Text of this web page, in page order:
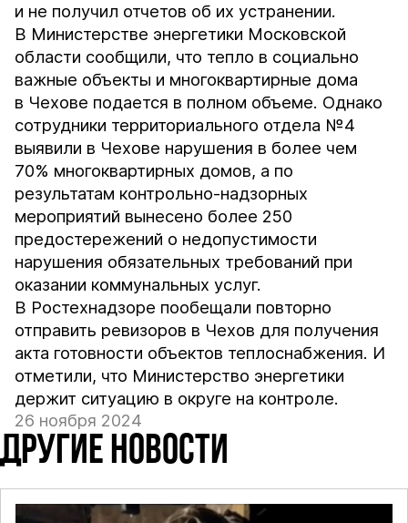
и не получил отчетов об их устранении.
В Министерстве энергетики Московской
области сообщили, что тепло в социально
важные объекты и многоквартирные дома
в Чехове подается в полном объеме. Однако
сотрудники территориального отдела №4
выявили в Чехове нарушения в более чем
70% многоквартирных домов, а по
результатам контрольно-надзорных
мероприятий вынесено более 250
предостережений о недопустимости
нарушения обязательных требований при
оказании коммунальных услуг.
В Ростехнадзоре пообещали повторно
отправить ревизоров в Чехов для получения
акта готовности объектов теплоснабжения. И
отметили, что Министерство энергетики
держит ситуацию в округе на контроле.
26 ноября 2024
ДРУГИЕ НОВОСТИ